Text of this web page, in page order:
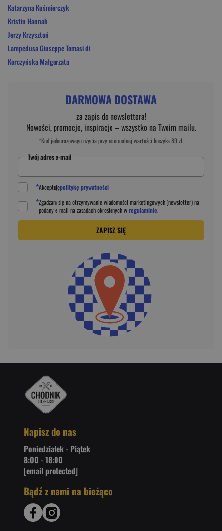
Katarzyna Kuśmierczyk
Kristin Hannah
Jerzy Krzysztoń
Lampedusa Giuseppe Tomasi di
Korczyńska Małgorzata
DARMOWA DOSTAWA
za zapis do newslettera!
Nowości, promocje, inspiracje – wszystko na Twoim mailu.
*Kod jednorazowego użycia przy minimalnej wartości koszyka 89 zł.
Twój adres e-mail
*Akceptujępolitykę prywatności
*Zgadzam się na otrzymywanie wiadomości marketingowych (newsletter) na
podanye-mail na zasadach określonych wregulaminie.
ZAPISZ SIĘ
Napisz do nas
Poniedziałek - Piątek
8:00 - 18:00
[email protected]
Bądź z nami na bieżąco